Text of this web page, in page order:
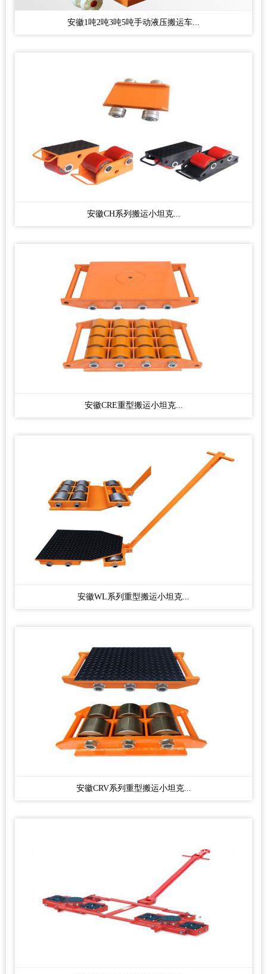
安徽1吨2吨3吨5吨手动液压搬运车...
安徽CH系列搬运小坦克...
安徽CRE重型搬运小坦克...
安徽WL系列重型搬运小坦克...
安徽CRV系列重型搬运小坦克...